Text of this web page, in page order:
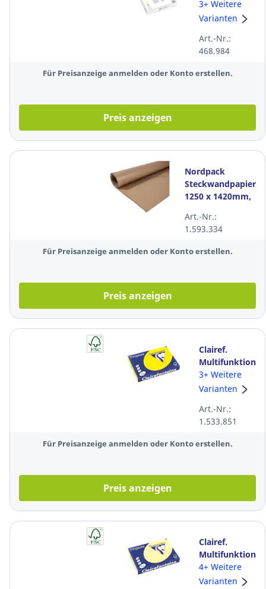
A3, 80g,
pastell gelb,
3+ Weitere
Varianten
Art.-Nr.:
468.984
Für Preisanzeige anmelden oder Konto erstellen.
Preis anzeigen
Nordpack
Steckwandpapier,
1250 x 1420mm,
Art.-Nr.:
1.593.334
Für Preisanzeige anmelden oder Konto erstellen.
Preis anzeigen
Clairef.
Trophée
1887C, A3, 80
kan.gelb, int.
500Bl
3+ Weitere
Varianten
Art.-Nr.:
1.533.851
Für Preisanzeige anmelden oder Konto erstellen.
Preis anzeigen
Clairef.
Trophée
1884C, A3, 80
4+ Weitere
Varianten